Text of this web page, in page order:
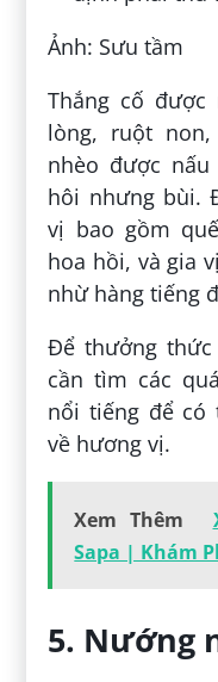
Ảnh: Sưu tầm
Thắng cố
lòng, ruột
nhèo được
hôi nhưng bùi.
vị bao gồm
hoa hồi, và gia
nhừ hàng tiếng
Để thưởng
cần tìm các
nổi tiếng để có
về hương vị.
Xem Thêm
Sapa | Khám
5. Nướng